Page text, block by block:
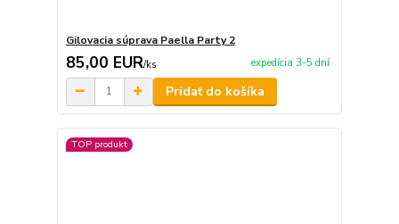
Gilovacia súprava Paella Party 2
85,00 EUR/ks expedícia 3-5 dní
Pridať do košíka
TOP produkt